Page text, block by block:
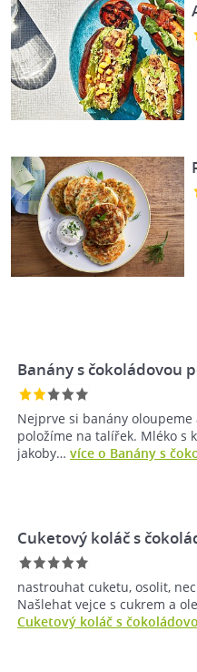
Banány s čokoládovou
Nejprve si banány
položíme na talířek. Mléko s
jakoby… více o Banány s
Cuketový koláč s
nastrouhat cuketu, osolit,
Našlehat vejce s cukrem a
Cuketový koláč s